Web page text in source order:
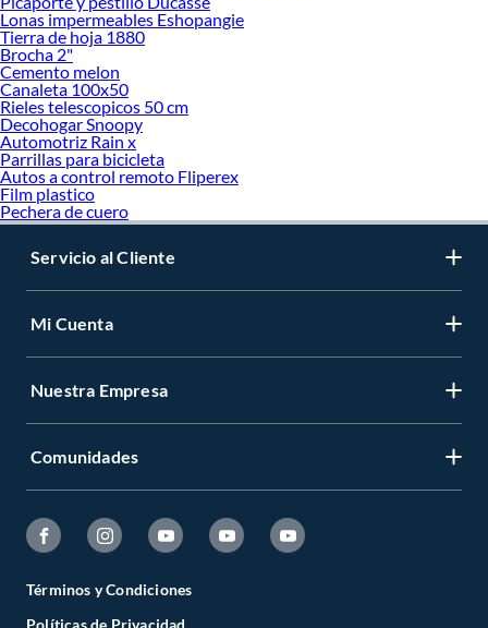
Lonas impermeables Eshopangie
Tierra de hoja 1880
Brocha 2"
Cemento melon
Canaleta 100x50
Rieles telescopicos 50 cm
Decohogar Snoopy
Automotriz Rain x
Parrillas para bicicleta
Autos a control remoto Fliperex
Film plastico
Pechera de cuero
Servicio al Cliente
Mi Cuenta
Nuestra Empresa
Comunidades
Términos y Condiciones
Políticas de Privacidad